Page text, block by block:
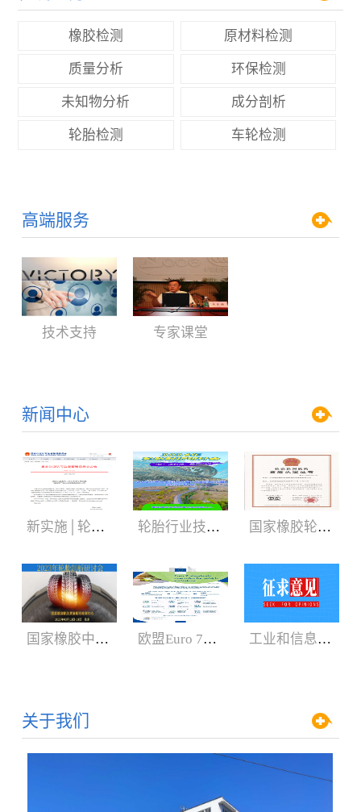
橡胶检测 原材料检测
质量分析 环保检测
未知物分析 成分剖析
轮胎检测 车轮检测
高端服务
技术支持 专家课堂
新闻中心
新实施│轮胎3C认证规则 轮胎行业技术盛会:2024年轮胎剖析研讨会（05.29-06.01） 国家橡胶轮胎质检中心获CNAS、CMA新证书
国家橡胶中心2023年轮胎剖析研讨会3月召开 欧盟Euro 7新法规增加汽车轮胎新内容 工业和信息化部：公开征求对《轿车轮胎》等8项强制性国家标准（征求意见稿）的意见
关于我们